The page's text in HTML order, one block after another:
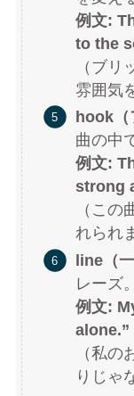
例文:
to the
（ブ
雰囲気
hook（
曲の中
例文:
strong
（こ
れられ
line（一
レーズ。
例文:
alone.”
（私の
りじゃ